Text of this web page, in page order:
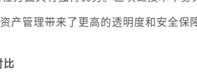
产管理带来了更高的透明度和安全保
比